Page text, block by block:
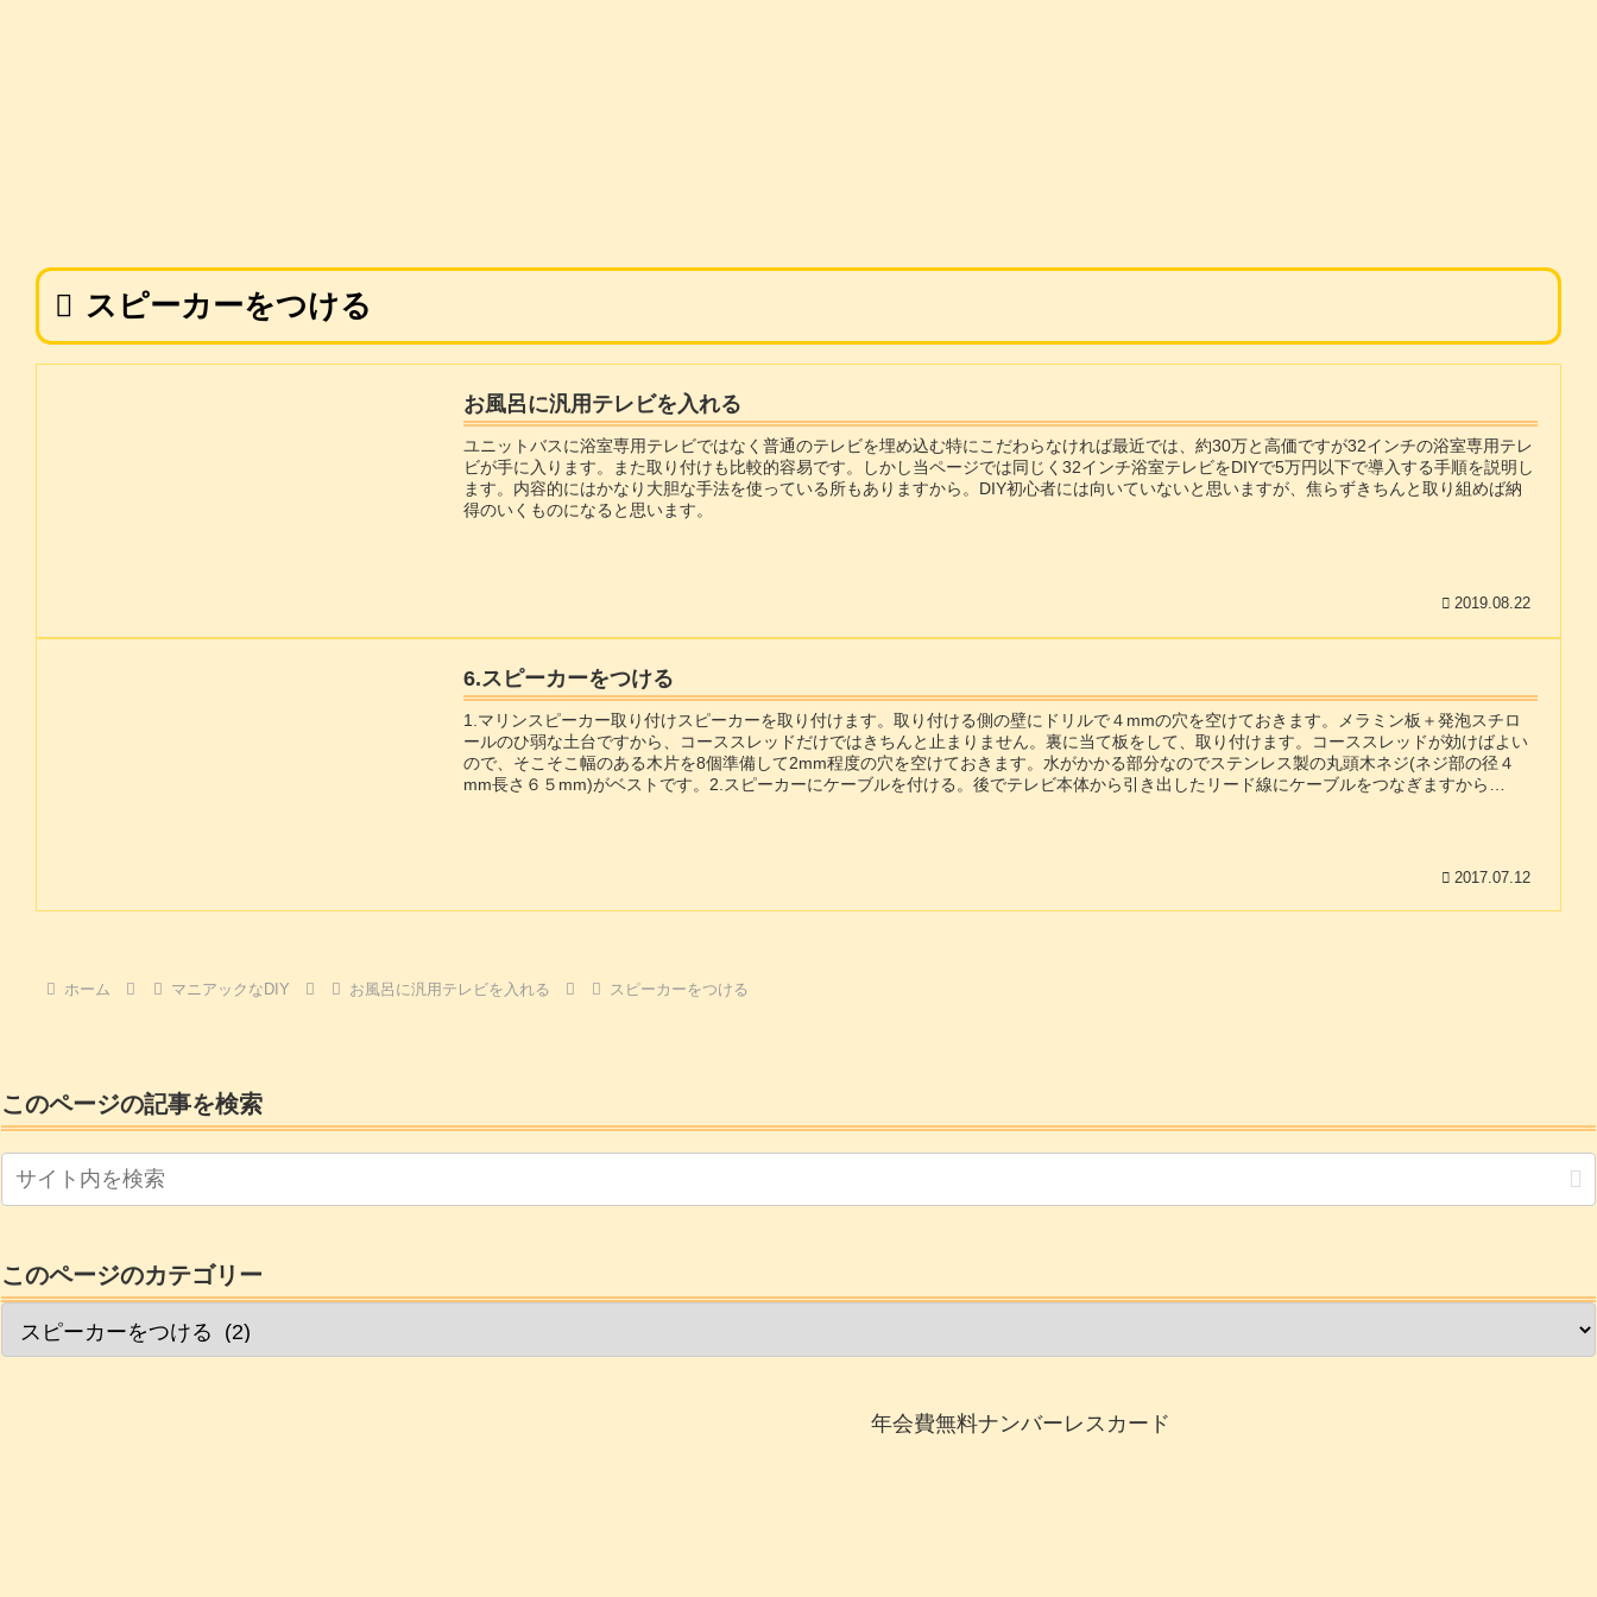
スピーカーをつける
お風呂に汎用テレビを入れる
ユニットバスに浴室専用テレビではなく普通のテレビを埋め込む特にこだわらなければ最近では、約30万と高価ですが32インチの浴室専用テレ
ビが手に入ります。また取り付けも比較的容易です。しかし当ページでは同じく32インチ浴室テレビをDIYで5万円以下で導入する手順を説明し
ます。内容的にはかなり大胆な手法を使っている所もありますから。DIY初心者には向いていないと思いますが、焦らずきちんと取り組めば納
得のいくものになると思います。
2019.08.22
6.スピーカーをつける
1.マリンスピーカー取り付けスピーカーを取り付けます。取り付ける側の壁にドリルで４mmの穴を空けておきます。メラミン板＋発泡スチロ
ールのひ弱な土台ですから、コーススレッドだけではきちんと止まりません。裏に当て板をして、取り付けます。コーススレッドが効けばよい
ので、そこそこ幅のある木片を8個準備して2mm程度の穴を空けておきます。水がかかる部分なのでステンレス製の丸頭木ネジ(ネジ部の径４
mm長さ６５mm)がベストです。2.スピーカーにケーブルを付ける。後でテレビ本体から引き出したリード線にケーブルをつなぎますから
2017.07.12
ホーム マニアックなDIY お風呂に汎用テレビを入れる スピーカーをつける
このページの記事を検索
このページのカテゴリー
年会費無料ナンバーレスカード